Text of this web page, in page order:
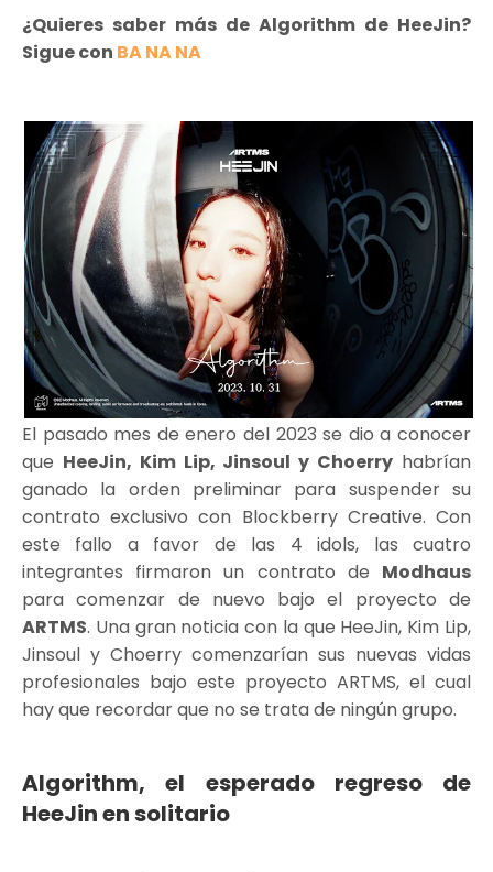
¿Quieres saber más de Algorithm de HeeJin?
Sigue con BA NA NA
El pasado mes de enero del 2023 se dio a conocer
que HeeJin, Kim Lip, Jinsoul y Choerry habrían
ganado la orden preliminar para suspender su
contrato exclusivo con Blockberry Creative. Con
este fallo a favor de las 4 idols, las cuatro
integrantes firmaron un contrato de Modhaus
para comenzar de nuevo bajo el proyecto de
ARTMS. Una gran noticia con la que HeeJin, Kim Lip,
Jinsoul y Choerry comenzarían sus nuevas vidas
profesionales bajo este proyecto ARTMS, el cual
hay que recordar que no se trata de ningún grupo.
Algorithm, el esperado regreso de
HeeJin en solitario